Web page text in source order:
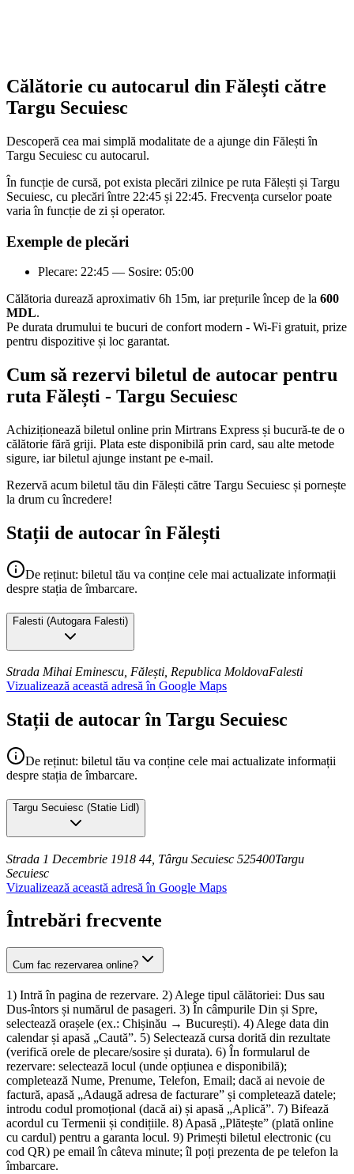
Călătorie cu autocarul din Fălești către
Targu Secuiesc
Descoperă cea mai simplă modalitate de a ajunge din Fălești în
Targu Secuiesc cu autocarul.
În funcție de cursă, pot exista plecări zilnice pe ruta Fălești și Targu
Secuiesc, cu plecări între 22:45 și 22:45. Frecvența curselor poate
varia în funcție de zi și operator.
Exemple de plecări
Plecare: 22:45 — Sosire: 05:00
Călătoria durează aproximativ 6h 15m, iar prețurile încep de la 600
MDL.
Pe durata drumului te bucuri de confort modern - Wi-Fi gratuit, prize
pentru dispozitive și loc garantat.
Cum să rezervi biletul de autocar pentru
ruta Fălești - Targu Secuiesc
Achiziționează biletul online prin Mirtrans Express și bucură-te de o
călătorie fără griji. Plata este disponibilă prin card, sau alte metode
sigure, iar biletul ajunge instant pe e-mail.
Rezervă acum biletul tău din Fălești către Targu Secuiesc și pornește
la drum cu încredere!
Stații de autocar în Fălești
De reținut: biletul tău va conține cele mai actualizate informații
despre stația de îmbarcare.
Falesti (Autogara Falesti)
Strada Mihai Eminescu, Fălești, Republica MoldovaFalesti
Vizualizează această adresă în Google Maps
Stații de autocar în Targu Secuiesc
De reținut: biletul tău va conține cele mai actualizate informații
despre stația de îmbarcare.
Targu Secuiesc (Statie Lidl )
Strada 1 Decembrie 1918 44, Târgu Secuiesc 525400Targu
Secuiesc
Vizualizează această adresă în Google Maps
Întrebări frecvente
Cum fac rezervarea online?
1) Intră în pagina de rezervare. 2) Alege tipul călătoriei: Dus sau
Dus-întors și numărul de pasageri. 3) În câmpurile Din și Spre,
selectează orașele (ex.: Chișinău → București). 4) Alege data din
calendar și apasă „Caută”. 5) Selectează cursa dorită din rezultate
(verifică orele de plecare/sosire și durata). 6) În formularul de
rezervare: selectează locul (unde opțiunea e disponibilă);
completează Nume, Prenume, Telefon, Email; dacă ai nevoie de
factură, apasă „Adaugă adresa de facturare” și completează datele;
introdu codul promoțional (dacă ai) și apasă „Aplică”. 7) Bifează
acordul cu Termenii și condițiile. 8) Apasă „Plătește” (plată online
cu cardul) pentru a garanta locul. 9) Primești biletul electronic (cu
cod QR) pe email în câteva minute; îl poți prezenta de pe telefon la
îmbarcare.